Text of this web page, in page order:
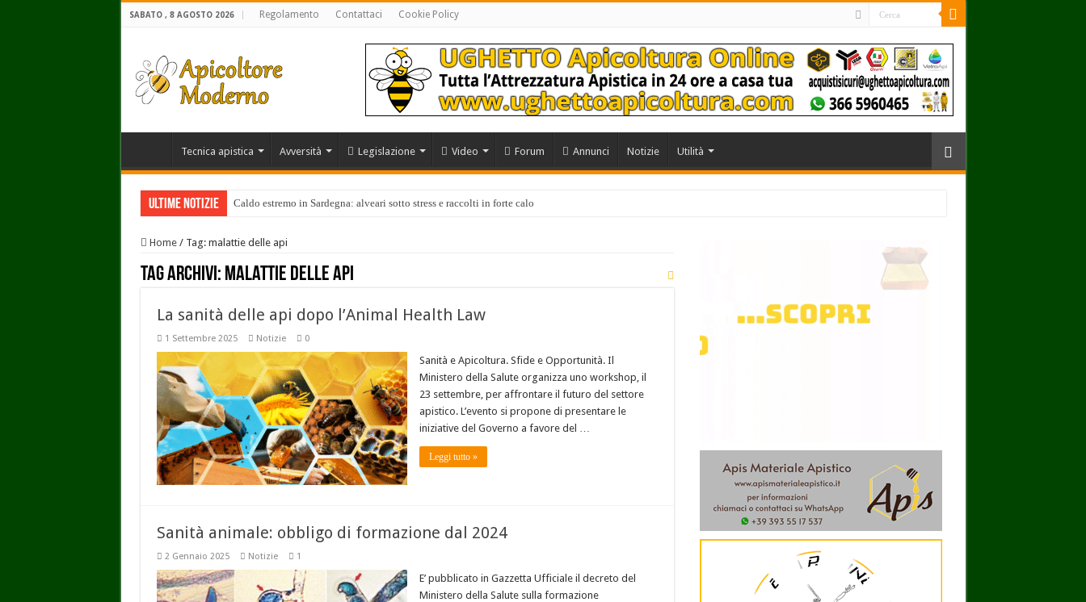
SABATO , 8 AGOSTO 2026 Regolamento Contattaci Cookie Policy
Tecnica apistica Avversità Legislazione Video Forum Annunci Notizie Utilità
Ultime Notizie Caldo estremo in Sardegna: alveari sotto stress e raccolti in forte calo
Home / Tag: malattie delle api
Tag Archivi: malattie delle api
La sanità delle api dopo l’Animal Health Law
1 Settembre 2025 Notizie 0
Sanità e Apicoltura. Sfide e Opportunità. Il
Ministero della Salute organizza uno workshop, il
23 settembre, per affrontare il futuro del settore
apistico. L’evento si propone di presentare le
iniziative del Governo a favore del …
Leggi tutto »
Sanità animale: obbligo di formazione dal 2024
2 Gennaio 2025 Notizie 1
E’ pubblicato in Gazzetta Ufficiale il decreto del
Ministero della Salute sulla formazione